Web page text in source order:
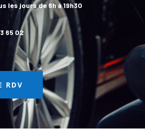
les jours de 6h à 19h30
65 02
RDV